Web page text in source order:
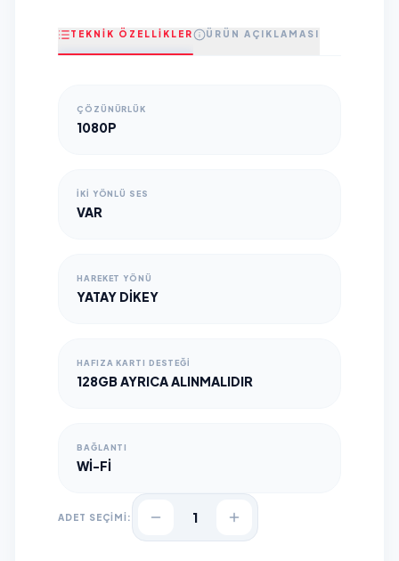
TEKNİK ÖZELLİKLER ÜRÜN AÇIKLAMASI
ÇÖZÜNÜRLÜK
1080P
İKI YÖNLÜ SES
VAR
HAREKET YÖNÜ
YATAY DIKEY
HAFIZA KARTI DESTEĞI
128GB AYRICA ALINMALIDIR
BAĞLANTI
WI-FI
ADET SEÇİMİ: 1